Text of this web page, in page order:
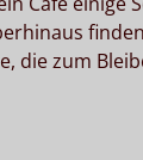
die zum